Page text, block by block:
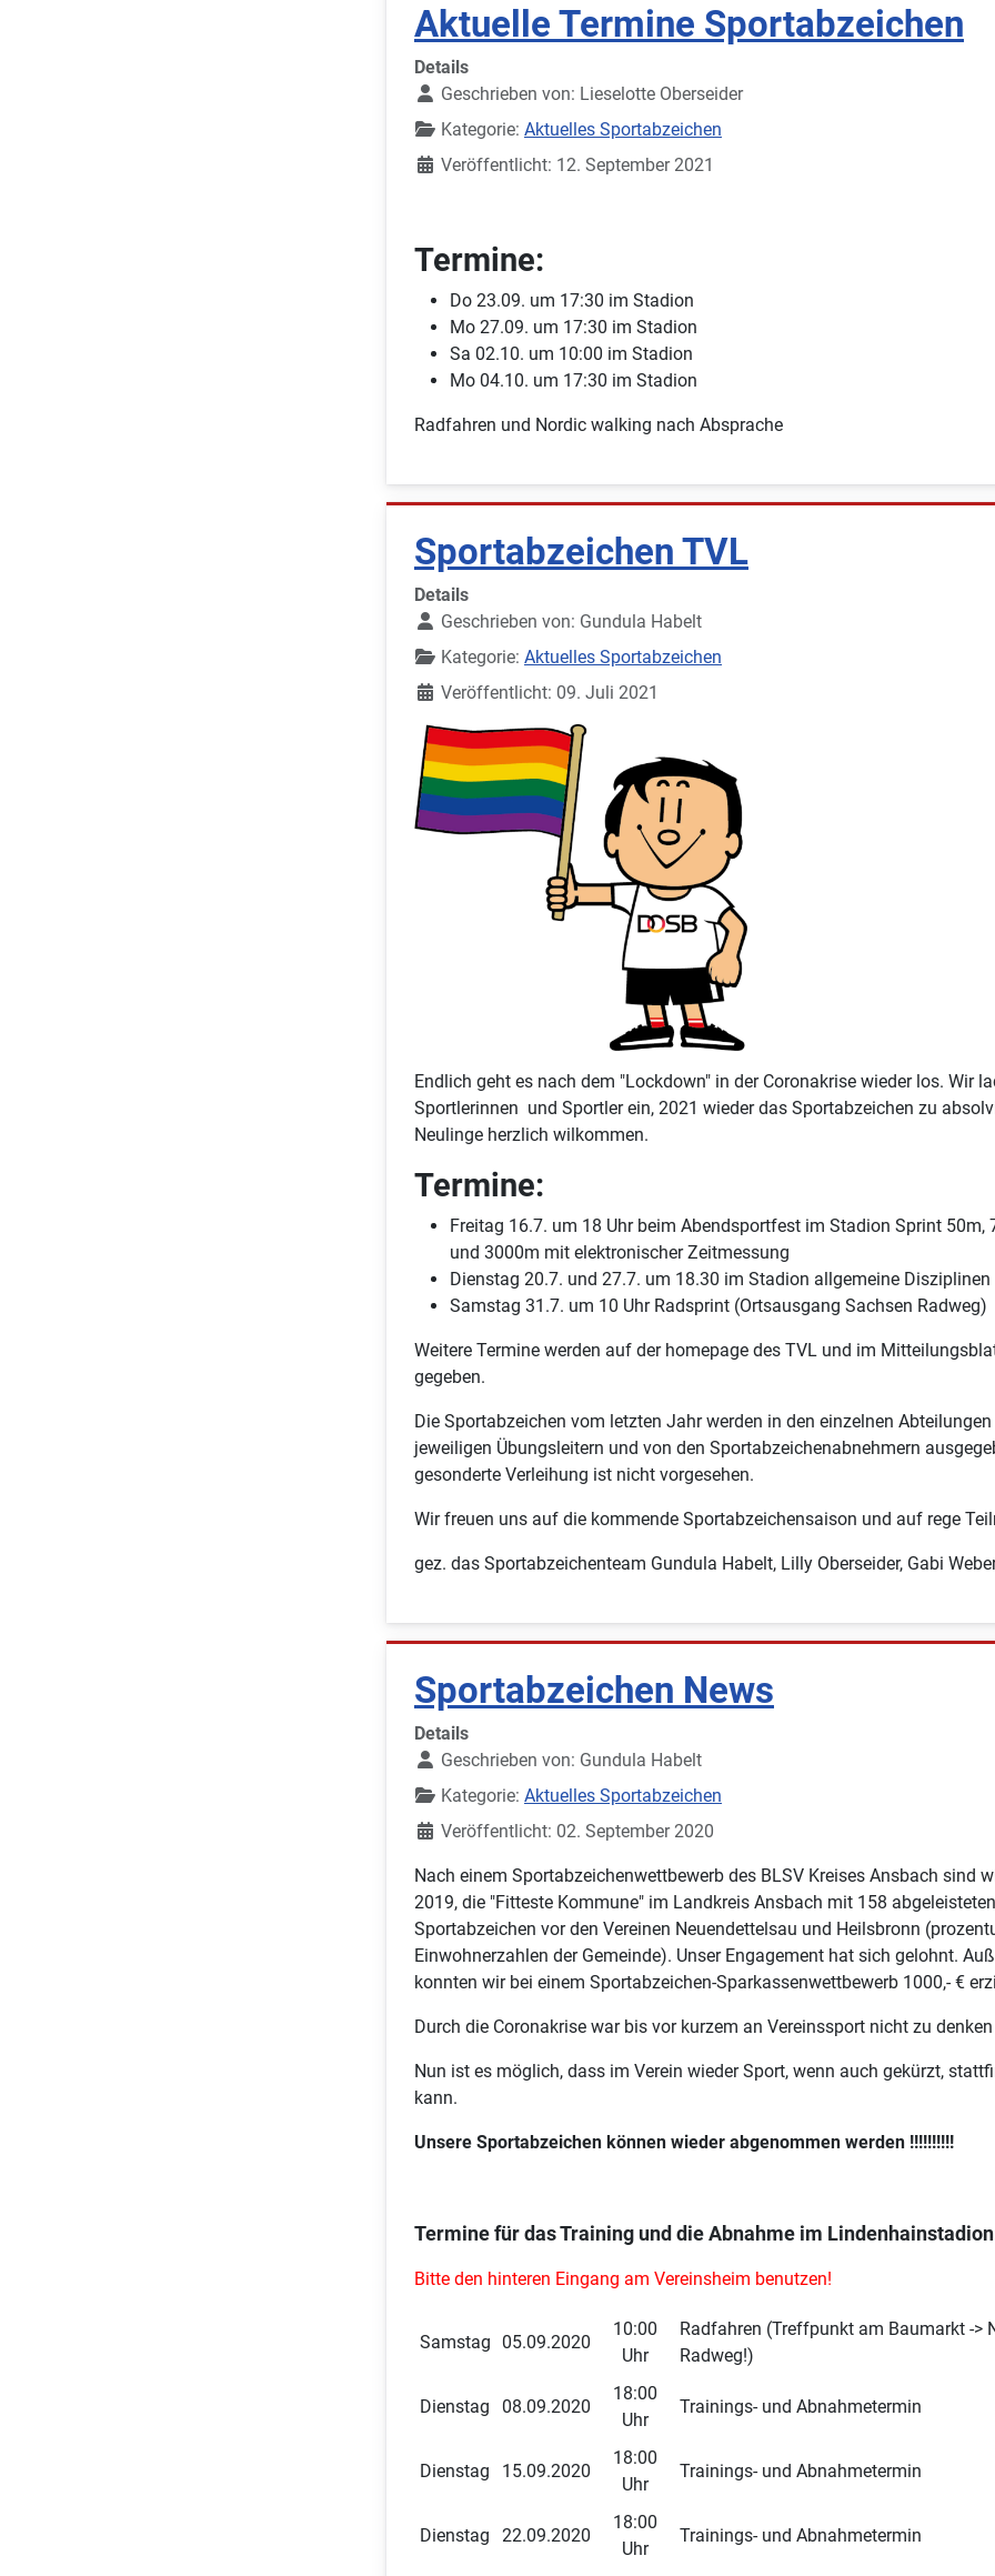
Aktuelle Termine Sportabzeichen
Details
Geschrieben von: Lieselotte Oberseider
Kategorie: Aktuelles Sportabzeichen
Veröffentlicht: 12. September 2021
Termine:
Do 23.09. um 17:30 im Stadion
Mo 27.09. um 17:30 im Stadion
Sa 02.10. um 10:00 im Stadion
Mo 04.10. um 17:30 im Stadion
Radfahren und Nordic walking nach Absprache
Sportabzeichen TVL
Details
Geschrieben von: Gundula Habelt
Kategorie: Aktuelles Sportabzeichen
Veröffentlicht: 09. Juli 2021
Endlich geht es nach dem "Lockdown" in der Coronakrise wieder los. Wir
Sportlerinnen und Sportler ein, 2021 wieder das Sportabzeichen zu
Neulinge herzlich wilkommen.
Termine:
Freitag 16.7. um 18 Uhr beim Abendsportfest im Stadion Sprint 50m,
und 3000m mit elektronischer Zeitmessung
Dienstag 20.7. und 27.7. um 18.30 im Stadion allgemeine Disziplinen
Samstag 31.7. um 10 Uhr Radsprint (Ortsausgang Sachsen Radweg)
Weitere Termine werden auf der homepage des TVL und im
gegeben.
Die Sportabzeichen vom letzten Jahr werden in den einzelnen
jeweiligen Übungsleitern und von den Sportabzeichenabnehmern
gesonderte Verleihung ist nicht vorgesehen.
Wir freuen uns auf die kommende Sportabzeichensaison und auf rege
gez. das Sportabzeichenteam Gundula Habelt, Lilly Oberseider, Gabi
Sportabzeichen News
Details
Geschrieben von: Gundula Habelt
Kategorie: Aktuelles Sportabzeichen
Veröffentlicht: 02. September 2020
Nach einem Sportabzeichenwettbewerb des BLSV Kreises Ansbach sind
2019, die "Fitteste Kommune" im Landkreis Ansbach mit 158 abgeleisteten
Sportabzeichen vor den Vereinen Neuendettelsau und Heilsbronn
Einwohnerzahlen der Gemeinde). Unser Engagement hat sich gelohnt.
konnten wir bei einem Sportabzeichen-Sparkassenwettbewerb 1000,- €
Durch die Coronakrise war bis vor kurzem an Vereinssport nicht zu denken
Nun ist es möglich, dass im Verein wieder Sport, wenn auch gekürzt,
kann.
Unsere Sportabzeichen können wieder abgenommen werden !!!!!!!!!!
Termine für das Training und die Abnahme im
Bitte den hinteren Eingang am Vereinsheim benutzen!
Samstag 05.09.2020
10:00
Uhr
Radfahren (Treffpunkt am Baumarkt ->
Radweg!)
Dienstag 08.09.2020
18:00
Uhr
Trainings- und Abnahmetermin
Dienstag 15.09.2020
18:00
Uhr
Trainings- und Abnahmetermin
Dienstag 22.09.2020
18:00
Uhr
Trainings- und Abnahmetermin